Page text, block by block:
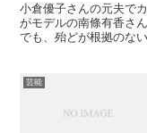
小倉優子さんの元夫で
がモデルの南條有香さ
でも、殆どが根拠のな
芸能